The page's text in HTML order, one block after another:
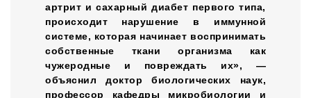
артрит и сахарный диабет первого типа,
происходит нарушение в иммунной
системе, которая начинает воспринимать
собственные ткани организма как
чужеродные и повреждать их», —
объяснил доктор биологических наук,
профессор кафедры микробиологии и